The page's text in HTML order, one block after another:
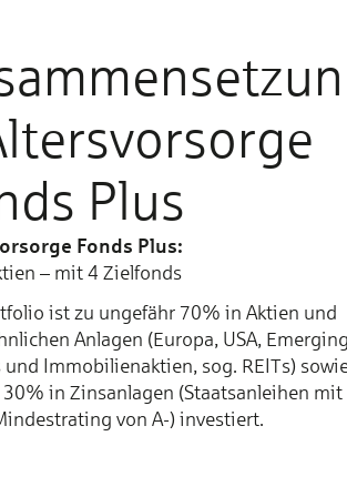
Plus
Fonds Plus:
– mit 4 Zielfonds
ist zu un­ge­fähr 70% in Aktien und
An­la­gen (Europa, USA,
und Immo­bi­lien­aktien, sog. REITs)
in Zins­an­la­gen (Staats­an­lei­hen mit
von A-) in­ves­tiert.